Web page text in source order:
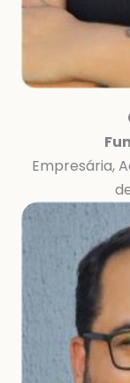
Empresária,